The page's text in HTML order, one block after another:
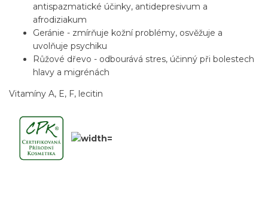
antispazmatické účinky, antidepresivum a
afrodiziakum
Geránie - zmírňuje kožní problémy, osvěžuje a
uvolňuje psychiku
Růžové dřevo - odbourává stres, účinný při bolestech
hlavy a migrénách
Vitamíny A, E, F, lecitin